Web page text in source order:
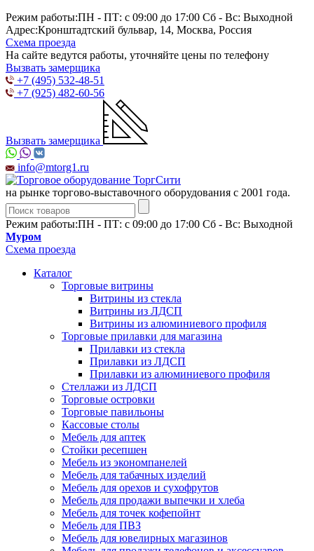
Режим работы:ПН - ПТ: с 09:00 до 17:00 Сб - Вс: Выходной
Адрес:Кронштадтский бульвар, 14, Москва, Россия
Схема проезда
На сайте ведутся работы, уточняйте цены по телефону
Вызвать замерщика
+7 (495) 532-48-51
+7 (925) 482-60-56
Вызвать замерщика
info@mtorg1.ru
на рынке торгово-выставочного оборудования с 2001 года.
Режим работы:ПН - ПТ: с 09:00 до 17:00 Сб - Вс: Выходной
Муром
Схема проезда
Каталог
Торговые витрины
Витрины из cтекла
Витрины из ЛДСП
Витрины из алюминиевого профиля
Торговые прилавки для магазина
Прилавки из стекла
Прилавки из ЛДСП
Прилавки из алюминиевого профиля
Стеллажи из ЛДСП
Торговые островки
Торговые павильоны
Кассовые столы
Мебель для аптек
Стойки ресепшен
Мебель из экономпанелей
Мебель для табачных изделий
Мебель для орехов и сухофрутов
Мебель для продажи выпечки и хлеба
Мебель для точек кофепойнт
Мебель для ПВЗ
Мебель для ювелирных магазинов